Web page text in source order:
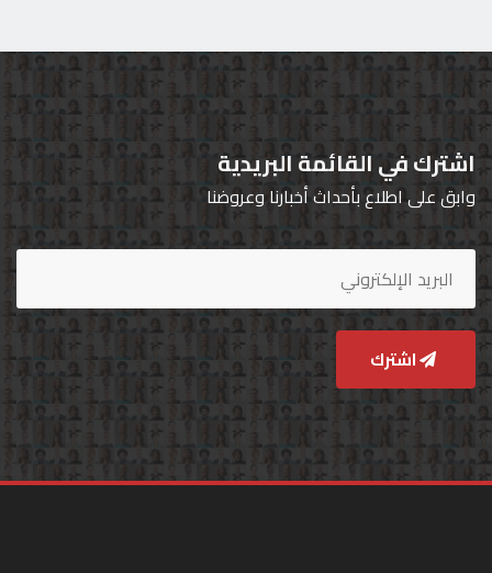
اشترك في القائمة البريدية
وابق على اطلاع بأحداث أخبارنا وعروضنا
اشترك